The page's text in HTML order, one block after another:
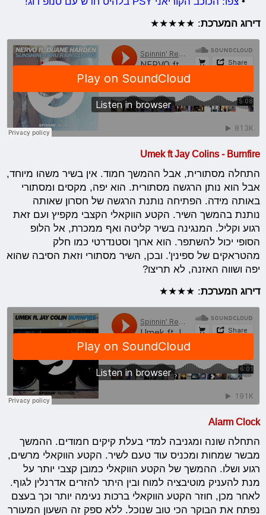
דירוג המערכת: ★★★★★
Umek ft Jay Colins - Burnfire
התחלה מסתורית, אבל ההמשך חמוד. אין בשיר משהו מיוחד,
אבל הוא נותן הרגשה מסתורית. הוא יפה, מקסים ומסתורי
באותה מידה. הפתיחה נותנת הרגשה של חסרון שאותה
נותנת בהמשך השיר. הקטע הווקאלי הקצבי מקפיץ ועם זאת
רגוע וקליל. המנגינה בשיר קליטה ואף ממכרת, אל הלופ
הסופי יכול להשתפר. הוא ארוך וסטנדרטי כמו חלק
מהטראקים של ספינין'. ובכן, השיר מסתורי וזאת הסיבה שהוא
יפה ושווה האזנה, לא תריצו?
דירוג המערכת: ★★★★
Alarm Clock
התחלה שונה ומגניבה למדי בעלת קיקים חמודים. ההמשך
מבשר שמחות ומכניס עוד טעם לשיר. הקטע הווקאלי מרשים,
רגוע ושלו. ההמשך של הקטע הווקאלי כמובן קצבי יותר על
מנת להעניק מוטיבציה למוח ובין היתר להזרים אדרנלין לגוף.
לאחר מכן, חוזר הקטע הווקאלי ברכות נעימה יותר וכך בעצם
נפתח את הבוקר הכי טוב שנוכל. ללא ספק זה השעון המעורר